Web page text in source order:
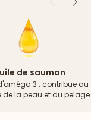
Précédent
de saumon
3 : contribue au
de la peau et du pelage